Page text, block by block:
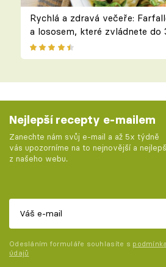
Rychlá a zdravá večeře:
a lososem, které zvládnete do
Nejlepší recepty e-mailem
Zanechte nám svůj e-mail a až 5x týdně
vás upozorníme na to nejnovější a
z našeho webu.
Odesláním formuláře souhlasíte s
údajů